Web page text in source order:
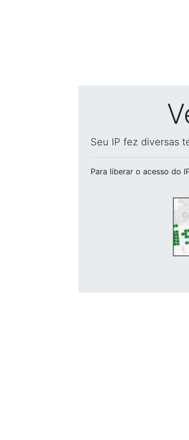
Seu IP fez diversas
Para liberar o acesso do